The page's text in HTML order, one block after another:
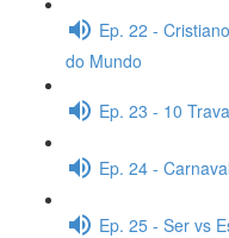
Ep. 22 -
do Mundo
Ep. 23 - 10
Ep. 24 -
Ep. 25 - Ser vs